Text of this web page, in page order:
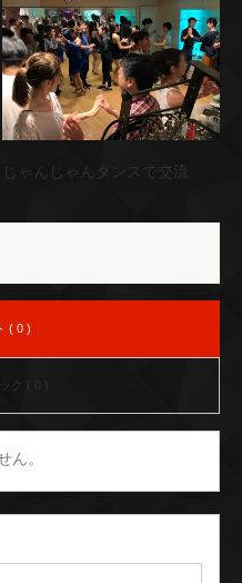
じゃんじゃんダンスで交流
( 0 )
ク ( 0 )
ん。